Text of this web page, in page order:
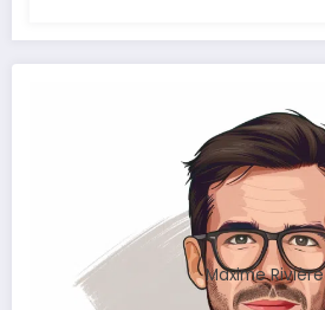
Maxime Rivière